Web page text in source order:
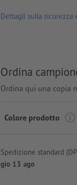
Dettagli sulla sicurezza
Ordina
Ordina qui una copia
Colore prodotto
Spedizione standard
gio 13 ago